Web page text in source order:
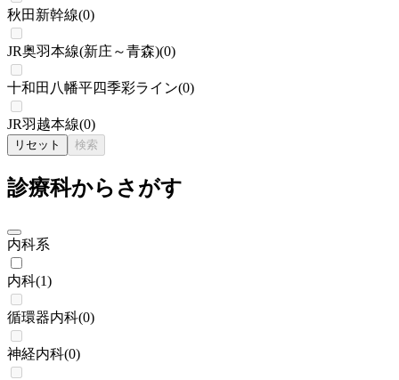
秋田新幹線(0)
JR奥羽本線(新庄～青森)(0)
十和田八幡平四季彩ライン(0)
JR羽越本線(0)
リセット 検索
診療科からさがす
内科系
内科(1)
循環器内科(0)
神経内科(0)